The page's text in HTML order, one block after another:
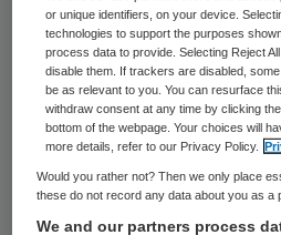
vaak niet eens
directeur Esman-
Nederland aan VNG-
Reserves
“Een aantal jaren
or unique identifiers, on your device.
technologies to support the purposes
process data to provide. Selecting Reject
disable them. If trackers are disabled,
be as relevant to you. You can resurface
withdraw consent at any time by clicking
bottom of the webpage. Your choices will
more details, refer to our Privacy Policy.
Would you rather not? Then we only place
these do not record any data about you as a
We and our partners process